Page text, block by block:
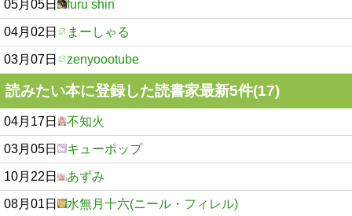
05月05日 furu shin
04月02日 まーしゃる
03月07日 zenyoootube
読みたい本に登録した読書家最新5件(17)
04月17日 不知火
03月05日 キューポップ
10月22日 あずみ
08月01日 水無月十六(ニール・フィレル)